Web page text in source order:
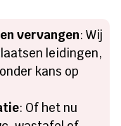
vervangen: Wij
leidingen,
kans op
: Of het nu